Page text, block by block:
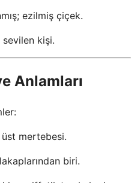
ezilmiş çiçek.
kişi.
Anlamları
mertebesi.
biri.